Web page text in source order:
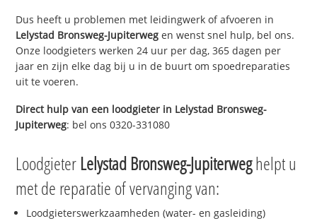
Dus heeft u problemen met leidingwerk of afvoeren in
Lelystad Bronsweg-Jupiterweg en wenst snel hulp, bel ons.
Onze loodgieters werken 24 uur per dag, 365 dagen per
jaar en zijn elke dag bij u in de buurt om spoedreparaties
uit te voeren.
Direct hulp van een loodgieter in Lelystad Bronsweg-
Jupiterweg: bel ons 0320-331080
Loodgieter Lelystad Bronsweg-Jupiterweghelpt u
met de reparatie of vervanging van:
Loodgieterswerkzaamheden (water- en gasleiding)